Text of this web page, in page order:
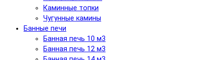
Каминные топки
Чугунные камины
Банные печи
Банная печь 10 м3
Банная печь 12 м3